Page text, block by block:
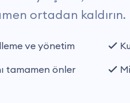
ortadan kaldırın.
ve yönetim
tamamen önler